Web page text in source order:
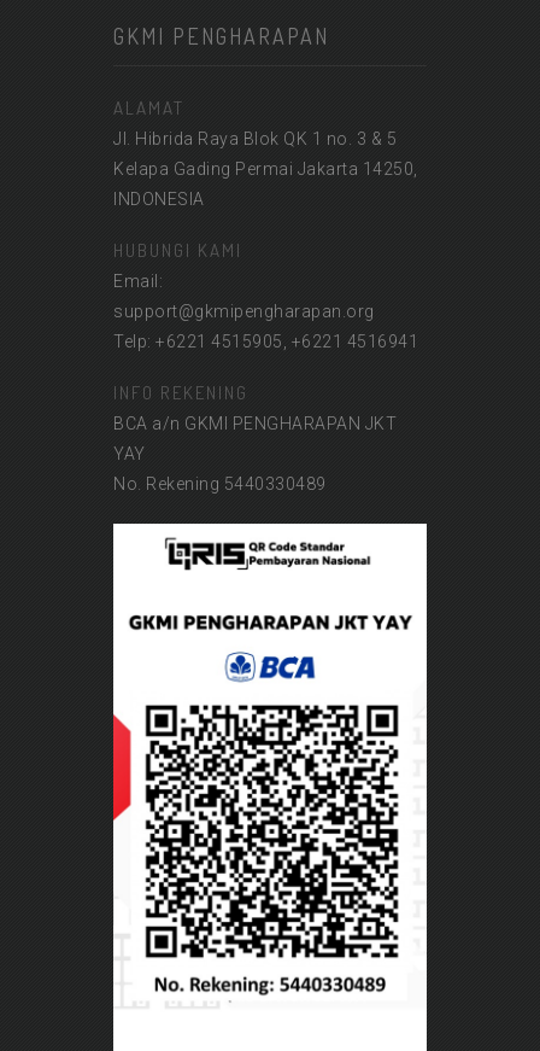
GKMI PENGHARAPAN
ALAMAT
Jl. Hibrida Raya Blok QK 1 no. 3 & 5
Kelapa Gading Permai Jakarta 14250,
INDONESIA
HUBUNGI KAMI
Email:
support@gkmipengharapan.org
Telp: +6221 4515905, +6221 4516941
INFO REKENING
BCA a/n GKMI PENGHARAPAN JKT
YAY
No. Rekening 5440330489